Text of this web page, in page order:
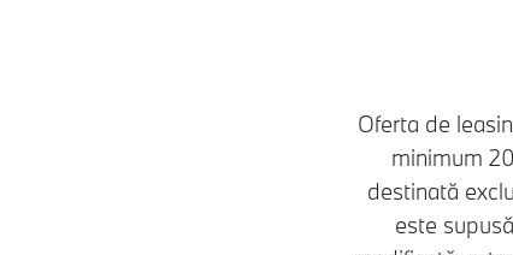
Oferta de
minimum
destinată
este